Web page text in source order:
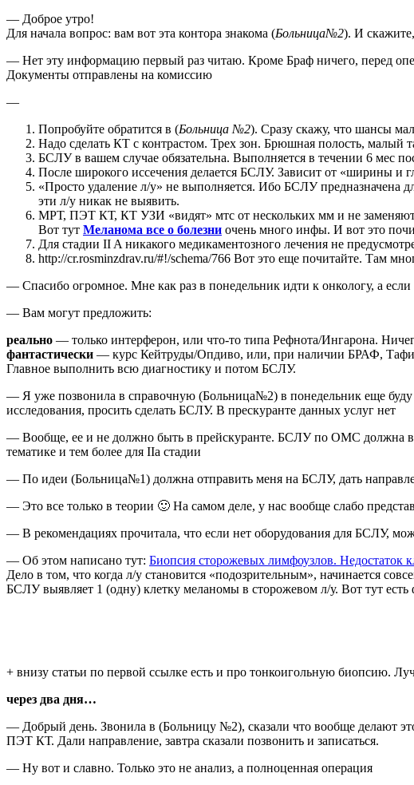
— Доброе утро!
Для начала вопрос: вам вот эта контора знакома (Больница№2). И
— Нет эту информацию первый раз читаю. Кроме Браф ничего, перед
Документы отправлены на комиссию
—
Попробуйте обратится в (Больница №2). Сразу скажу, что шансы
Надо сделать КТ с контрастом. Трех зон. Брюшная полость, малый
БСЛУ в вашем случае обязательна. Выполняется в течении 6 мес
После широкого иссечения делается БСЛУ. Зависит от «ширины и
«Просто удаление л/у» не выполняется. Ибо БСЛУ предназначена
эти л/у никак не выявить.
МРТ, ПЭТ КТ, КТ УЗИ «видят» мтс от нескольких мм и не
Вот тут Меланома все о болезни очень много инфы. И вот это
Для стадии II A никакого медикаментозного лечения не
http://cr.rosminzdrav.ru/#!/schema/766 Вот это еще почитайте. Там
— Спасибо огромное. Мне как раз в понедельник идти к онкологу, а
— Вам могут предложить:
реально — только интерферон, или что-то типа Рефнота/Ингарона.
фантастически — курс Кейтруды/Опдиво, или, при наличии БРАФ,
Главное выполнить всю диагностику и потом БСЛУ.
— Я уже позвонила в справочную (Больница№2) в понедельник еще буду
исследования, просить сделать БСЛУ. В прескуранте данных услуг нет
— Вообще, ее и не должно быть в прейскуранте. БСЛУ по ОМС должна
тематике и тем более для IIa стадии
— По идеи (Больница№1) должна отправить меня на БСЛУ, дать
— Это все только в теории 🙂 На самом деле, у нас вообще слабо
— В рекомендациях прочитала, что если нет оборудования для БСЛУ,
— Об этом написано тут: Биопсия сторожевых лимфоузлов. Недостаток
Дело в том, что когда л/у становится «подозрительным», начинается
БСЛУ выявляет 1 (одну) клетку меланомы в сторожевом л/у. Вот тут есть
+ внизу статьи по первой ссылке есть и про тонкоигольную биопсию.
через два дня…
— Добрый день. Звонила в (Больницу №2), сказали что вообще делают
ПЭТ КТ. Дали направление, завтра сказали позвонить и записаться.
— Ну вот и славно. Только это не анализ, а полноценная операция